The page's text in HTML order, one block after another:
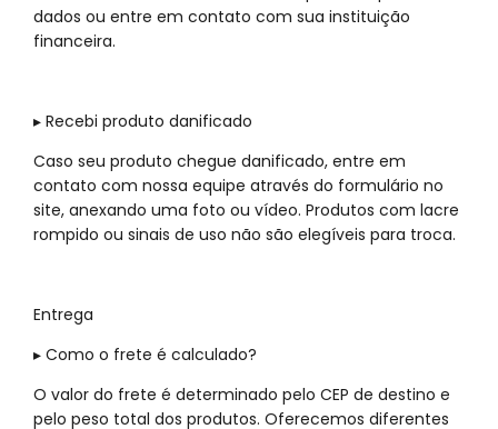
dados ou entre em contato com sua instituição
financeira.
▸ Recebi produto danificado
Caso seu produto chegue danificado, entre em
contato com nossa equipe através do formulário no
site, anexando uma foto ou vídeo. Produtos com lacre
rompido ou sinais de uso não são elegíveis para troca.
Entrega
▸ Como o frete é calculado?
O valor do frete é determinado pelo CEP de destino e
pelo peso total dos produtos. Oferecemos diferentes